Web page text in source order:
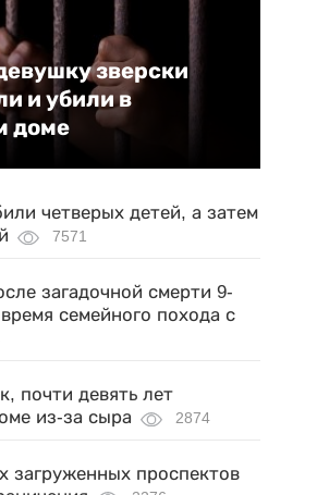
зверски
и убили в
доме
четверых детей, а затем
7571
загадочной смерти 9-
семейного похода с
почти девять лет
из-за сыра
2874
загруженных проспектов